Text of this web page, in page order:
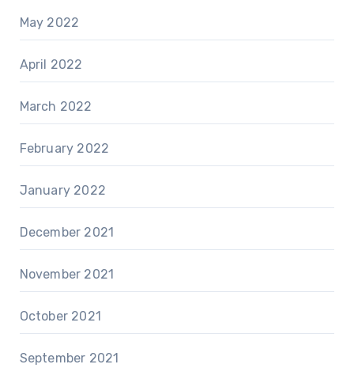
May 2022
April 2022
March 2022
February 2022
January 2022
December 2021
November 2021
October 2021
September 2021